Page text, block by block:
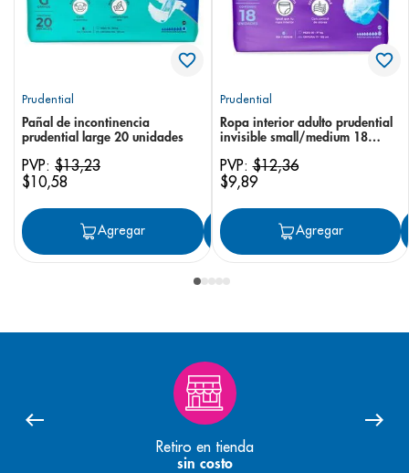
Prudential
Pañal de incontinencia
prudential large 20 unidades
PVP: $13,23
$10,58
Agregar Agregar
Prudential
Ropa interior adulto prudential
invisible small/medium 18
PVP:$12,36
$9,89
Agregar
Retiro en tienda
sin costo